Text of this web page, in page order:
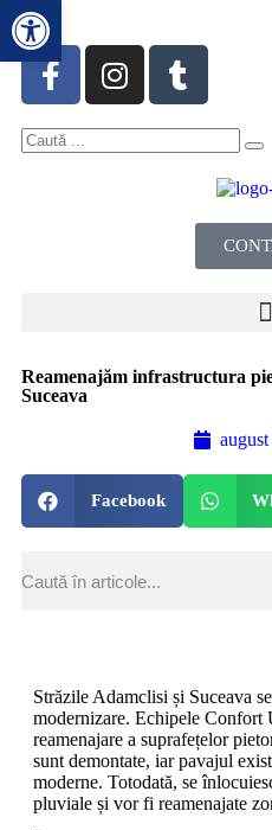
Reamenajăm infrastructura
Suceava
Facebook
Străzile Adamclisi și Suceava
modernizare. Echipele Confort
reamenajare a suprafețelor
sunt demontate, iar pavajul
moderne. Totodată, se
pluviale și vor fi reamenajate
Deschide bara de unelte